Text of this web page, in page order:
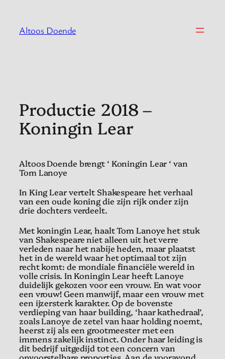
Altoos Doende
Productie 2018 –
Koningin Lear
Altoos Doende brengt ‘ Koningin Lear ‘ van
Tom Lanoye
In King Lear vertelt Shakespeare het verhaal
van een oude koning die zijn rijk onder zijn
drie dochters verdeelt.
Met koningin Lear, haalt Tom Lanoye het stuk
van Shakespeare niet alleen uit het verre
verleden naar het nabije heden, maar plaatst
het in de wereld waar het optimaal tot zijn
recht komt: de mondiale financiële wereld in
volle crisis. In Koningin Lear heeft Lanoye
duidelijk gekozen voor een vrouw. En wat voor
een vrouw! Geen manwijf, maar een vrouw met
een ijzersterk karakter. Op de bovenste
verdieping van haar building, ‘haar kathedraal’,
zoals Lanoye de zetel van haar holding noemt,
heerst zij als een grootmeester met een
immens zakelijk instinct. Onder haar leiding is
dit bedrijf uitgedijd tot een concern van